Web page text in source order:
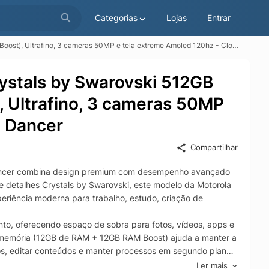
Categorias Lojas Entrar
Ultrafino, 3 cameras 50MP e tela extreme Amoled 120hz - Cloud Dancer
by Swarovski 512GB
Ultrafino, 3 cameras 50MP
Compartilhar
combina design premium com desempenho avançado
Crystals by Swarovski, este modelo da Motorola
moderna para trabalho, estudo, criação de
oferecendo espaço de sobra para fotos, vídeos, apps e
(12GB de RAM + 12GB RAM Boost) ajuda a manter a
editar conteúdos e manter processos em segundo plano
Ler mais